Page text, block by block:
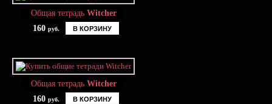
Общая тетрадь Witcher
160 руб. В КОРЗИНУ
Общая тетрадь Witcher
160 руб. В КОРЗИНУ